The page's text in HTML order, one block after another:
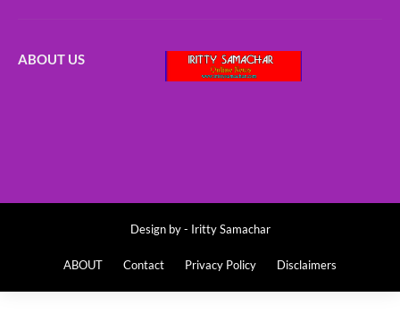
ABOUT US
Design by - Iritty Samachar
ABOUT Contact Privacy Policy Disclaimers